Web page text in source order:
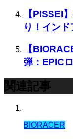
【PISSEI
り！イン
【
弾：EPIC
関連記事
BIORACER